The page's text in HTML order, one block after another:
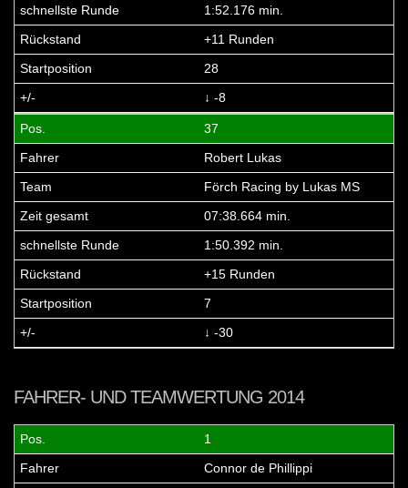
1:52.176 min.
+11 Runden
28
↓ -8
37
Robert Lukas
Förch Racing by Lukas MS
07:38.664 min.
1:50.392 min.
+15 Runden
7
↓ -30
FAHRER- UND TEAMWERTUNG 2014
1
Connor de Phillippi